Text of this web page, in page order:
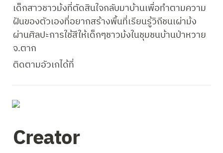
เด็กสาวชาวม้งที่ตัดสินใจกลับมาบ้านเพื่อทำตามความ
ฝันของตัวเองที่อยากสร้างพื้นที่เรียนรู้วิถีชนเผ่าม้ง
ผ่านศิลปะการใช้สีให้เด็กๆชาวม้งในชุมชนบ้านป่าหวาย
จ.ตาก
ติดตามอัวเกได้ที่
Creator